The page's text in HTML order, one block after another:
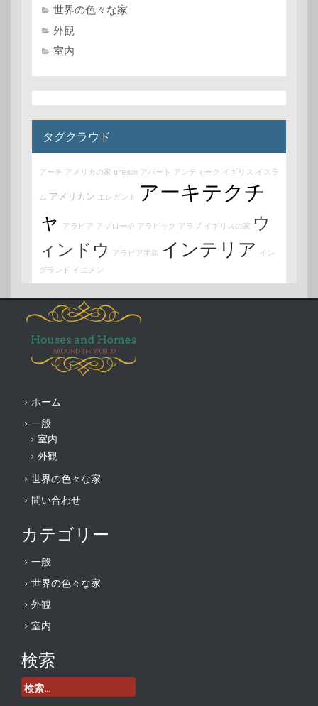
世界の色々な家
外観
室内
タグクラウド
アーチ アメリカの家 unesco アパート アンティーク イギリス イスラ
ム アメリカン エレガント
アーキテクチ
ャ
アラビア アプローチ アラビック アラブ イギリスの家 ウ
ィンドウ
アラビア半島 インテリア
イン
グランド イエメン
ホーム
一般
室内
外観
世界の色々な家
問い合わせ
カテゴリー
一般
世界の色々な家
外観
室内
検索
検
索: